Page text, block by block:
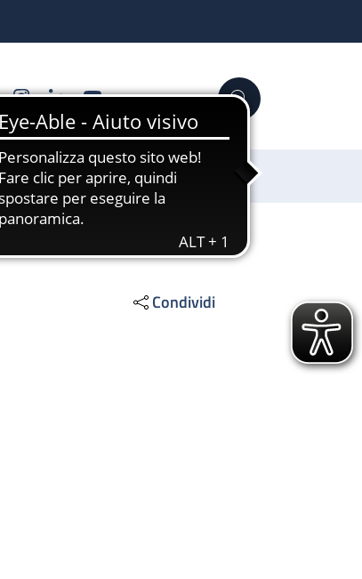
Instagram
LinkedinYouTube Cerca
Sostienici
informatici
Condividi